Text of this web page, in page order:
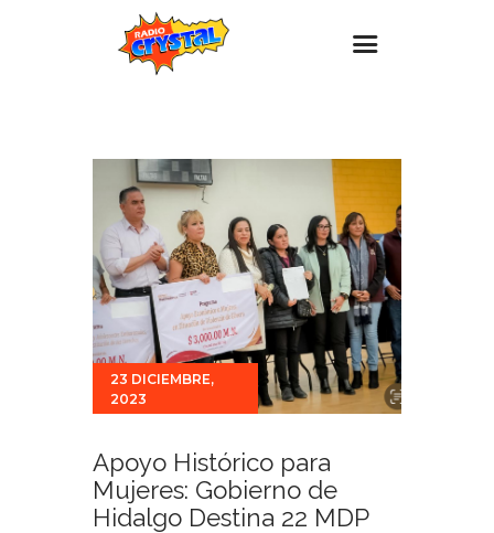
Estaciones
Eventos
Promociones
Noticias
Para ti
Contacto
23 DICIEMBRE,
2023
Apoyo Histórico para
Mujeres: Gobierno de
Hidalgo Destina 22 MDP